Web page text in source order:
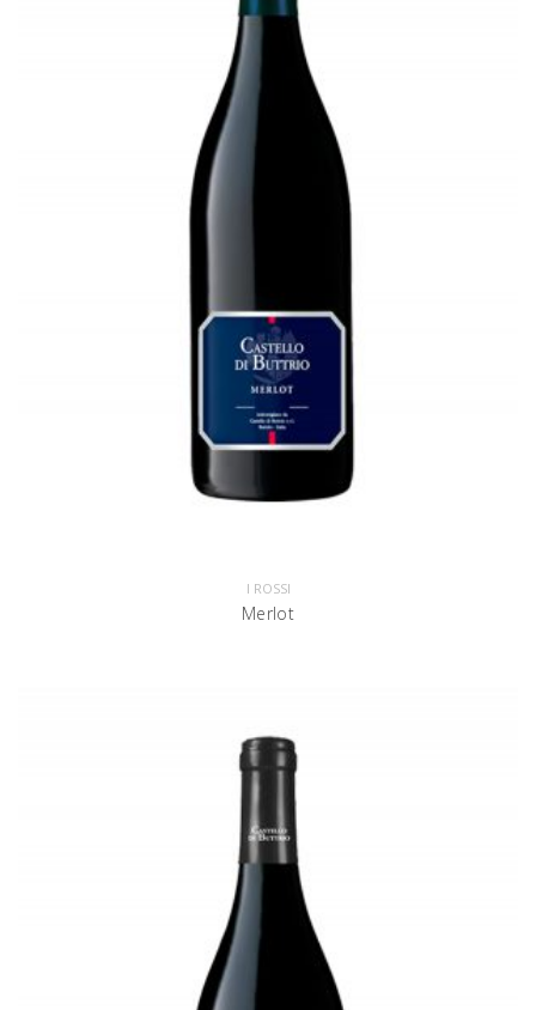
I ROSSI
Merlot